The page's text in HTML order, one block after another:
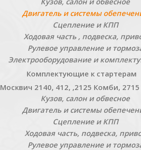
Двигатель и системы
Сцепление и КПП
Ходовая часть , подвеска,
Рулевое управление и
Электрооборудование и
Комплектующие к стартерам
Москвич 2140, 412, ,2125 Комби,
Кузов, салон и обвесное
Двигатель и системы
Сцепление и КПП
Ходовая часть, подвеска,
Рулевое управление и